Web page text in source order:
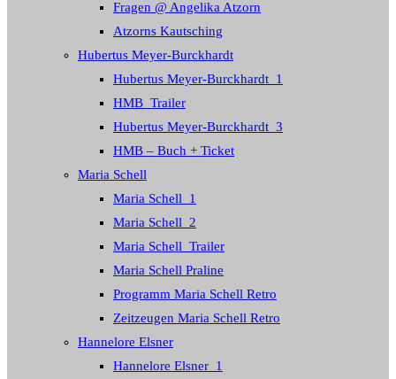
Fragen @ Angelika Atzorn
Atzorns Kautsching
Hubertus Meyer-Burckhardt
Hubertus Meyer-Burckhardt_1
HMB_Trailer
Hubertus Meyer-Burckhardt_3
HMB – Buch + Ticket
Maria Schell
Maria Schell_1
Maria Schell_2
Maria Schell_Trailer
Maria Schell Praline
Programm Maria Schell Retro
Zeitzeugen Maria Schell Retro
Hannelore Elsner
Hannelore Elsner_1